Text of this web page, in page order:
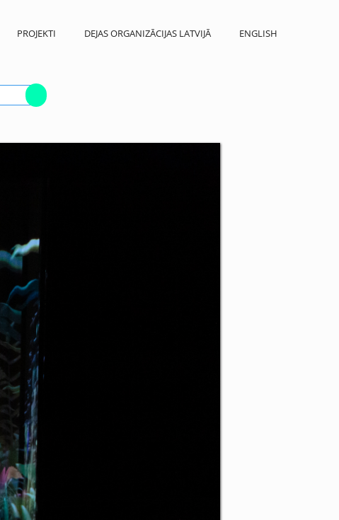
PROJEKTI DEJAS ORGANIZĀCIJAS LATVIJĀ ENGLISH